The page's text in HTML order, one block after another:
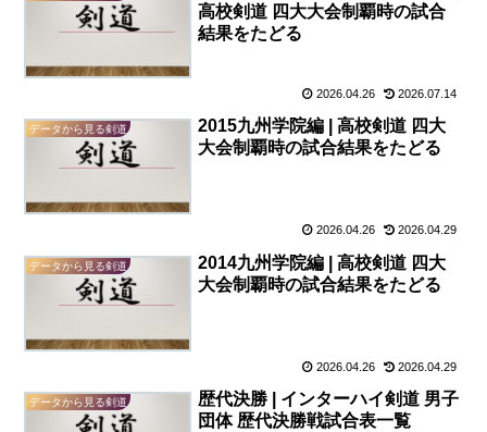
高校剣道 四大大会制覇時の試合
結果をたどる
2026.04.26 2026.07.14
データから見る剣道
2015九州学院編 | 高校剣道 四大
大会制覇時の試合結果をたどる
2026.04.26 2026.04.29
データから見る剣道
2014九州学院編 | 高校剣道 四大
大会制覇時の試合結果をたどる
2026.04.26 2026.04.29
データから見る剣道
歴代決勝 | インターハイ剣道 男子
団体 歴代決勝戦試合表一覧